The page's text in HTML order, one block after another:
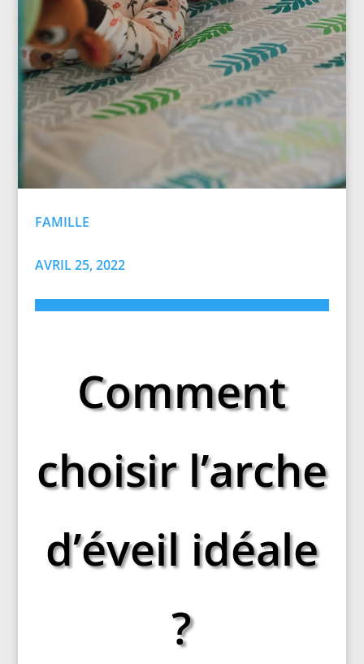
FAMILLE
AVRIL 25, 2022
Comment
choisir l’arche
d’éveil idéale
?